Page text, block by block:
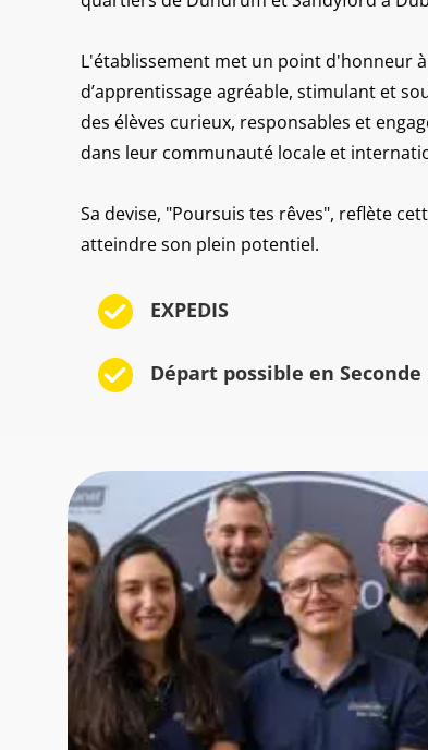
L'établissement met un point d'honneur
d’apprentissage agréable, stimulant et
des élèves curieux, responsables et
dans leur communauté locale et
Sa devise, "Poursuis tes rêves", reflète
atteindre son plein potentiel.
EXPEDIS
Départ possible en Seconde